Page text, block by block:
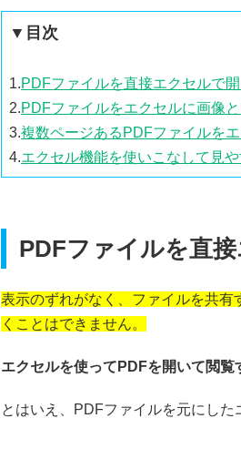
▼目次
1.PDFファイルを直接エクセルで
2.PDFファイルをエクセルに画像
3.複数ページあるPDFファイルを
4.エクセル機能を使いこなして見
PDFファイルを直
表示のずれがなく、ファイルを共
くことはできません。
エクセルを使ってPDFを開いて閲覧
とはいえ、PDFファイルを元にした